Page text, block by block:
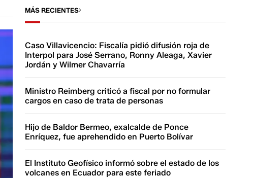
MÁS RECIENTES
Caso Villavicencio: Fiscalía pidió difusión roja de
Interpol para José Serrano, Ronny Aleaga, Xavier
Jordán y Wilmer Chavarría
Ministro Reimberg criticó a fiscal por no formular
cargos en caso de trata de personas
Hijo de Baldor Bermeo, exalcalde de Ponce
Enríquez, fue aprehendido en Puerto Bolívar
El Instituto Geofísico informó sobre el estado de los
volcanes en Ecuador para este feriado